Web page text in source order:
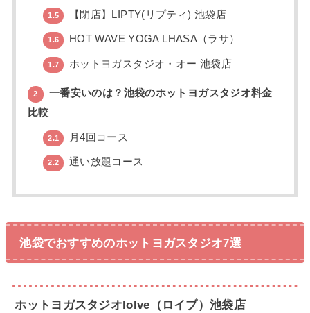
1.5 【閉店】LIPTY(リプティ) 池袋店
1.6 HOT WAVE YOGA LHASA（ラサ）
1.7 ホットヨガスタジオ・オー 池袋店
2
一番安いのは？池袋のホットヨガスタジオ料金
比較
2.1 月4回コース
2.2 通い放題コース
池袋でおすすめのホットヨガスタジオ7選
ホットヨガスタジオloIve（ロイブ）池袋店